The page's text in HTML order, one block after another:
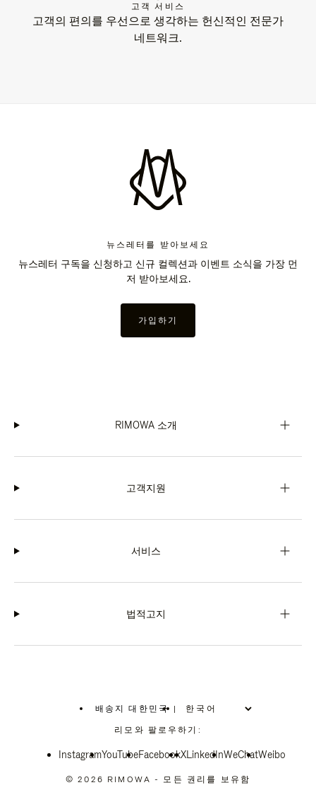
고객 서비스
고객의 편의를 우선으로 생각하는 헌신적인 전문가
네트워크.
뉴스레터를 받아보세요
뉴스레터 구독을 신청하고 신규 컬렉션과 이벤트 소식을 가장 먼
저 받아보세요.
가입하기
RIMOWA 소개
고객지원
서비스
법적고지
배송지 대한민국
위
치
선
십
|
리모와 팔로우하기:
InstagramYouTubeFacebookXLinkedInWeChatWeibo
© 2026 RIMOWA - 모든 권리를 보유함